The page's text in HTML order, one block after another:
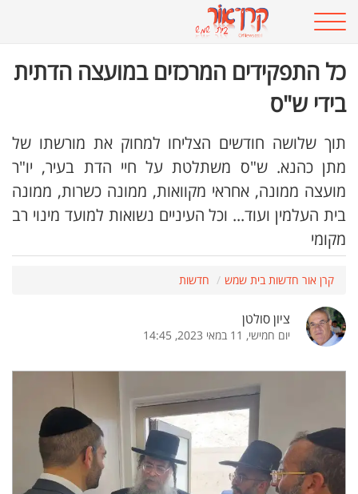
כל התפקידים המרכזים במועצה הדתית
בידי ש"ס
תוך שלושה חודשים הצליחו למחוק את מורשתו של
מתן כהנא. ש"ס משתלטת על חיי הדת בעיר, יו"ר
מועצה ממונה, אחראי מקוואות, ממונה כשרות, ממונה
בית העלמין ועוד... וכל העיניים נשואות למועד מינוי רב
מקומי
קרן אור חדשות בית שמש חדשות
ציון סולטן
יום חמישי, 11 במאי 2023, 14:45